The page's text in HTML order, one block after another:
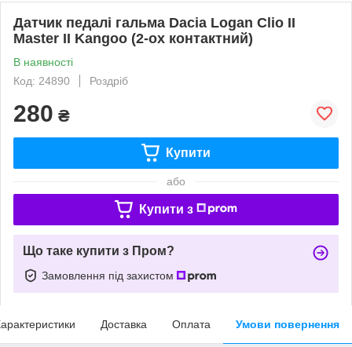
Датчик педалі гальма Dacia Logan Clio II
Master II Kangoo (2-ох контактний)
В наявності
Код: 24890
Роздріб
280 ₴
Купити
або
Купити з
Що таке купити з Пром?
Замовлення під захистом
Доставка Оплата Умови повернення